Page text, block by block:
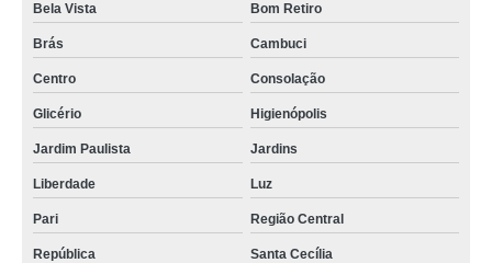
Bela Vista Bom Retiro
Brás Cambuci
Centro Consolação
Glicério Higienópolis
Jardim Paulista Jardins
Liberdade Luz
Pari Região Central
República Santa Cecília